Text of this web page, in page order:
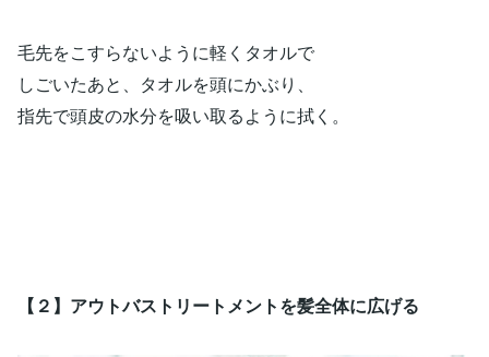
毛先をこすらないように軽くタオルで
しごいたあと、タオルを頭にかぶり、
指先で頭皮の水分を吸い取るように拭く。
【２】アウトバストリートメントを髪全体に広げる